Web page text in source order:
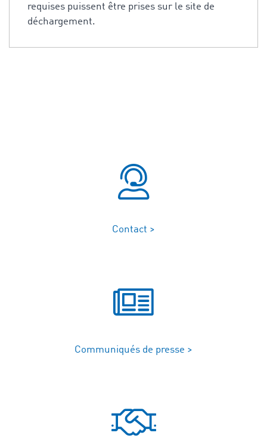
requises puissent être prises sur le site de
déchargement.
Contact >
Communiqués de presse >